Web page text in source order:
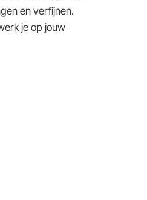
en verfijnen.
je op jouw